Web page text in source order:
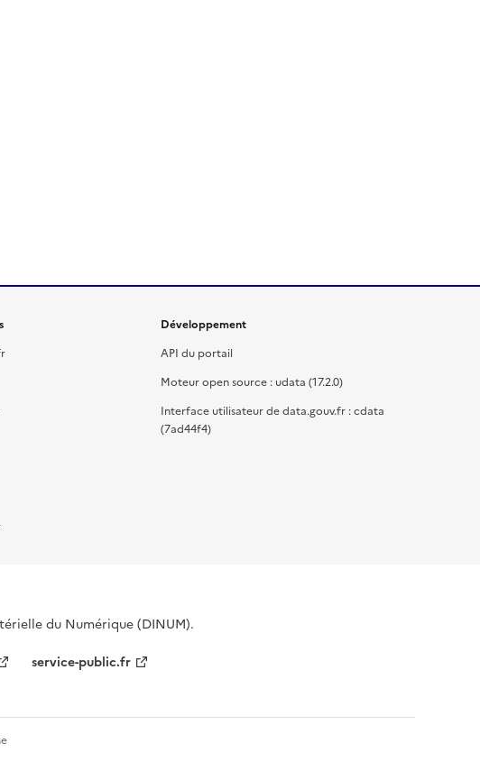
Développement
API du portail
Moteur open source : udata (17.2.0)
Interface utilisateur de data.gouv.fr : cdata
(7ad44f4)
du Numérique (DINUM).
service-public.fr